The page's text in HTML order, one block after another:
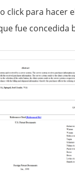
para hacer
fue concedida